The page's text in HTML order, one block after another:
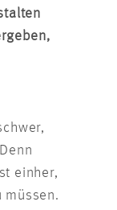
einher,
müssen.